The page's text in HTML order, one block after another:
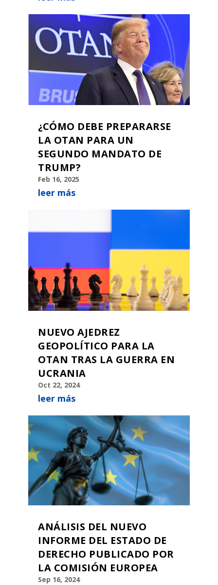
¿CÓMO DEBE PREPARARSE
LA OTAN PARA UN
SEGUNDO MANDATO DE
TRUMP?
Feb 16, 2025
leer más
NUEVO AJEDREZ
GEOPOLÍTICO PARA LA
OTAN TRAS LA GUERRA EN
UCRANIA
Oct 22, 2024
leer más
ANÁLISIS DEL NUEVO
INFORME DEL ESTADO DE
DERECHO PUBLICADO POR
LA COMISIÓN EUROPEA
Sep 16, 2024